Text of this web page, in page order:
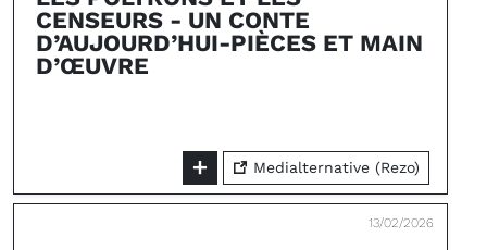
CENSEURS - UN CONTE
D’AUJOURD’HUI-PIÈCES ET MAIN
D’ŒUVRE
Medialternative (Rezo)
13/02/2026